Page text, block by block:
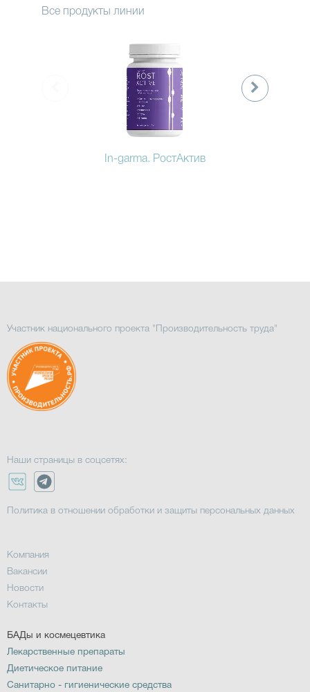
Все продукты линии
In-garma. РостАктив
Участник национального проекта "Производительность труда"
Наши страницы в соцсетях:
Политика в отношении обработки и защиты персональных данных
Компания
Вакансии
Новости
Контакты
БАДы и космецевтика
Лекарственные препараты
Диетическое питание
Санитарно - гигиенические средства